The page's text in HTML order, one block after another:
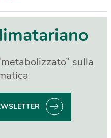
sulla